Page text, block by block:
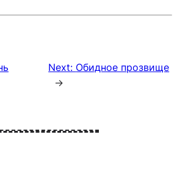
Next: Обидное прозвище
→